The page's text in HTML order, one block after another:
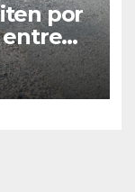
por
entre